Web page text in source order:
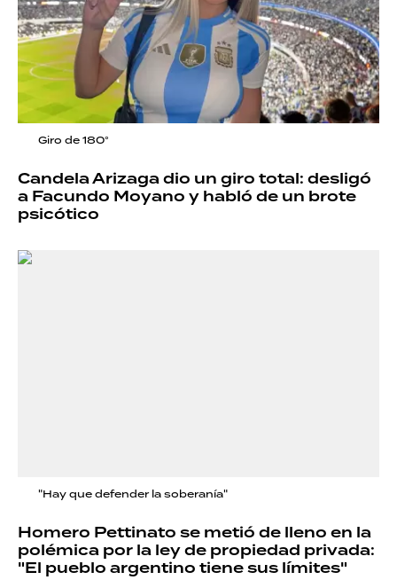
Giro de 180°
Candela Arizaga dio un giro total: desligó
a Facundo Moyano y habló de un brote
psicótico
"Hay que defender la soberanía"
Homero Pettinato se metió de lleno en la
polémica por la ley de propiedad privada:
"El pueblo argentino tiene sus límites"